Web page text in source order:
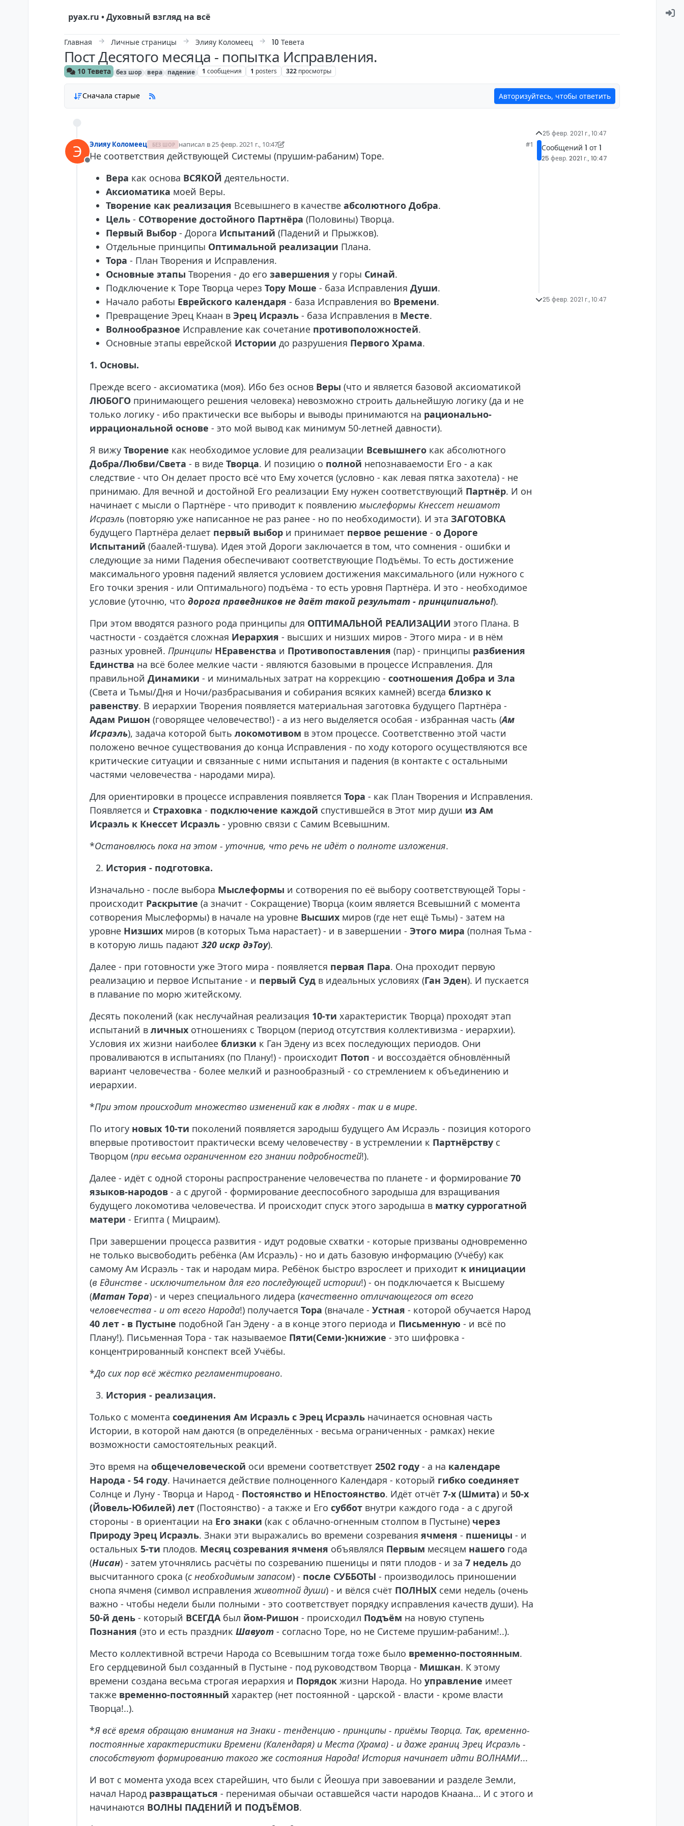
руах.ru • Духовный взгляд на всё
Главная Личные страницы Элияу Коломеец 10 Тевета
Пост Десятого месяца - попытка Исправления.
10 Тевета без шор вера падение 1 сообщения 1 posters 322 просмотры
Сначала старые Авторизуйтесь, чтобы ответить
Э
Не в сети
Элияу Коломеец БЕЗ ШОР написал в25 февр. 2021 г., 10:47
отредактировано Элияу Коломеец #1
Не соответствия действующей Системы (прушим-рабаним) Торе.
Вера как основа ВСЯКОЙ деятельности.
Аксиоматика моей Веры.
Творение как реализация Всевышнего в качестве абсолютного Добра.
Цель - СОтворение достойного Партнёра (Половины) Творца.
Первый Выбор - Дорога Испытаний (Падений и Прыжков).
Отдельные принципы Оптимальной реализации Плана.
Тора - План Творения и Исправления.
Основные этапы Творения - до его завершения у горы Синай.
Подключение к Торе Творца через Тору Моше - база Исправления Души.
Начало работы Еврейского календаря - база Исправления во Времени.
Превращение Эрец Кнаан в Эрец Исраэль - база Исправления в Месте.
Волнообразное Исправление как сочетание противоположностей.
Основные этапы еврейской Истории до разрушения Первого Храма.
1. Основы.
Прежде всего - аксиоматика (моя). Ибо без основ Веры (что и является базовой аксиоматикой
ЛЮБОГО принимающего решения человека) невозможно строить дальнейшую логику (да и не
только логику - ибо практически все выборы и выводы принимаются на рационально-
иррациональной основе - это мой вывод как минимум 50-летней давности).
Я вижу Творение как необходимое условие для реализации Всевышнего как абсолютного
Добра/Любви/Света - в виде Творца. И позицию о полной непознаваемости Его - а как
следствие - что Он делает просто всё что Ему хочется (условно - как левая пятка захотела) - не
принимаю. Для вечной и достойной Его реализации Ему нужен соответствующий Партнёр. И он
начинает с мысли о Партнёре - что приводит к появлению мыслеформы Кнессет нешамот
Исраэль (повторяю уже написанное не раз ранее - но по необходимости). И эта ЗАГОТОВКА
будущего Партнёра делает первый выбор и принимает первое решение - о Дороге
Испытаний (баалей-тшува). Идея этой Дороги заключается в том, что сомнения - ошибки и
следующие за ними Падения обеспечивают соответствующие Подъёмы. То есть достижение
максимального уровня падений является условием достижения максимального (или нужного с
Его точки зрения - или Оптимального) подъёма - то есть уровня Партнёра. И это - необходимое
условие (уточню, что дорога праведников не даёт такой результат - принципиально!).
При этом вводятся разного рода принципы для ОПТИМАЛЬНОЙ РЕАЛИЗАЦИИ этого Плана. В
частности - создаётся сложная Иерархия - высших и низших миров - Этого мира - и в нём
разных уровней. Принципы НЕравенства и Противопоставления (пар) - принципы разбиения
Единства на всё более мелкие части - являются базовыми в процессе Исправления. Для
правильной Динамики - и минимальных затрат на коррекцию - соотношения Добра и Зла
(Света и Тьмы/Дня и Ночи/разбрасывания и собирания всяких камней) всегда близко к
равенству. В иерархии Творения появляется материальная заготовка будущего Партнёра -
Адам Ришон (говорящее человечество!) - а из него выделяется особая - избранная часть (Ам
Исраэль), задача которой быть локомотивом в этом процессе. Соответственно этой части
положено вечное существования до конца Исправления - по ходу которого осуществляются все
критические ситуации и связанные с ними испытания и падения (в контакте с остальными
частями человечества - народами мира).
Для ориентировки в процессе исправления появляется Тора - как План Творения и Исправления.
Появляется и Страховка - подключение каждой спустившейся в Этот мир души из Ам
Исраэль к Кнессет Исраэль - уровню связи с Самим Всевышним.
*Остановлюсь пока на этом - уточнив, что речь не идёт о полноте изложения.
История - подготовка.
Изначально - после выбора Мыслеформы и сотворения по её выбору соответствующей Торы -
происходит Раскрытие (а значит - Сокращение) Творца (коим является Всевышний с момента
сотворения Мыслеформы) в начале на уровне Высших миров (где нет ещё Тьмы) - затем на
уровне Низших миров (в которых Тьма нарастает) - и в завершении - Этого мира (полная Тьма -
в которую лишь падают 320 искр дэТоу).
Далее - при готовности уже Этого мира - появляется первая Пара. Она проходит первую
реализацию и первое Испытание - и первый Суд в идеальных условиях (Ган Эден). И пускается
в плавание по морю житейскому.
Десять поколений (как неслучайная реализация 10-ти характеристик Творца) проходят этап
испытаний в личных отношениях с Творцом (период отсутствия коллективизма - иерархии).
Условия их жизни наиболее близки к Ган Эдену из всех последующих периодов. Они
проваливаются в испытаниях (по Плану!) - происходит Потоп - и воссоздаётся обновлённый
вариант человечества - более мелкий и разнообразный - со стремлением к объединению и
иерархии.
*При этом происходит множество изменений как в людях - так и в мире.
По итогу новых 10-ти поколений появляется зародыш будущего Ам Исраэль - позиция которого
впервые противостоит практически всему человечеству - в устремлении к Партнёрству с
Творцом (при весьма ограниченном его знании подробностей!).
Далее - идёт с одной стороны распространение человечества по планете - и формирование 70
языков-народов - а с другой - формирование дееспособного зародыша для взращивания
будущего локомотива человечества. И происходит спуск этого зародыша в матку суррогатной
матери - Египта ( Мицраим).
При завершении процесса развития - идут родовые схватки - которые призваны одновременно
не только высвободить ребёнка (Ам Исраэль) - но и дать базовую информацию (Учёбу) как
самому Ам Исраэль - так и народам мира. Ребёнок быстро взрослеет и приходит к инициации
(в Единстве - исключительном для его последующей истории!) - он подключается к Высшему
(Матан Тора) - и через специального лидера (качественно отличающегося от всего
человечества - и от всего Народа!) получается Тора (вначале - Устная - которой обучается Народ
40 лет - в Пустыне подобной Ган Эдену - а в конце этого периода и Письменную - и всё по
Плану!). Письменная Тора - так называемое Пяти(Семи-)книжие - это шифровка -
концентрированный конспект всей Учёбы.
*До сих пор всё жёстко регламентировано.
История - реализация.
Только с момента соединения Ам Исраэль с Эрец Исраэль начинается основная часть
Истории, в которой нам даются (в определённых - весьма ограниченных - рамках) некие
возможности самостоятельных реакций.
Это время на общечеловеческой оси времени соответствует 2502 году - а на календаре
Народа - 54 году. Начинается действие полноценного Календаря - который гибко соединяет
Солнце и Луну - Творца и Народ - Постоянство и НЕпостоянство. Идёт отчёт 7-х (Шмита) и 50-х
(Йовель-Юбилей) лет (Постоянство) - а также и Его суббот внутри каждого года - а с другой
стороны - в ориентации на Его знаки (как с облачно-огненным столпом в Пустыне) через
Природу Эрец Исраэль. Знаки эти выражались во времени созревания ячменя - пшеницы - и
остальных 5-ти плодов. Месяц созревания ячменя объявлялся Первым месяцем нашего года
(Нисан) - затем уточнялись расчёты по созреванию пшеницы и пяти плодов - и за 7 недель до
высчитанного срока (с необходимым запасом) - после СУББОТЫ - производилось приношении
снопа ячменя (символ исправленияживотной души) - и вёлся счёт ПОЛНЫХ семи недель (очень
важно - чтобы недели были полными - это соответствует порядку исправления качеств души). На
50-й день - который ВСЕГДАбыл йом-Ришон - происходил Подъём на новую ступень
Познания (это и есть праздник Шавуот - согласно Торе, но не Системе прушим-рабаним!..).
Место коллективной встречи Народа со Всевышним тогда тоже было временно-постоянным.
Его сердцевиной был созданный в Пустыне - под руководством Творца - Мишкан. К этому
времени создана весьма строгая иерархия и Порядок жизни Народа. Но управление имеет
также временно-постоянный характер (нет постоянной - царской - власти - кроме власти
Творца!..).
*Я всё время обращаю внимания на Знаки - тенденцию - принципы - приёмы Творца. Так, временно-
постоянные характеристики Времени (Календаря) и Места (Храма) - и даже границ Эрец Исраэль -
способствуют формированию такого же состояния Народа! История начинает идти ВОЛНАМИ...
И вот с момента ухода всех старейшин, что были с Йеошуа при завоевании и разделе Земли,
начал Народ развращаться - перенимая обычаи оставшейся части народов Кнаана... И с этого и
начинаются ВОЛНЫ ПАДЕНИЙ И ПОДЪЁМОВ.
25 февр. 2021 г., 10:47
Сообщений 1 от 1
25 февр. 2021 г., 10:47
25 февр. 2021 г., 10:47